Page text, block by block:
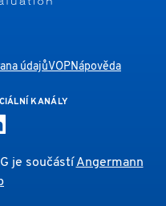
údajůVOPNápověda
KANÁLY
je součástíAngermann